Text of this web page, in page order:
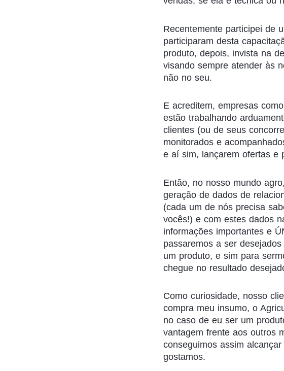
Recentemente participei de
participaram desta
produto, depois, invista na
visando sempre atender às
não no seu.
E acreditem, empresas
estão trabalhando
clientes (ou de seus
monitorados e
e aí sim, lançarem ofertas e
Então, no nosso mundo
geração de dados de
(cada um de nós precisa
vocês!) e com estes dados
informações importantes e
passaremos a ser
um produto, e sim para
chegue no resultado
Como curiosidade, nosso
compra meu insumo, o
no caso de eu ser um
vantagem frente aos outros
conseguimos assim
gostamos.